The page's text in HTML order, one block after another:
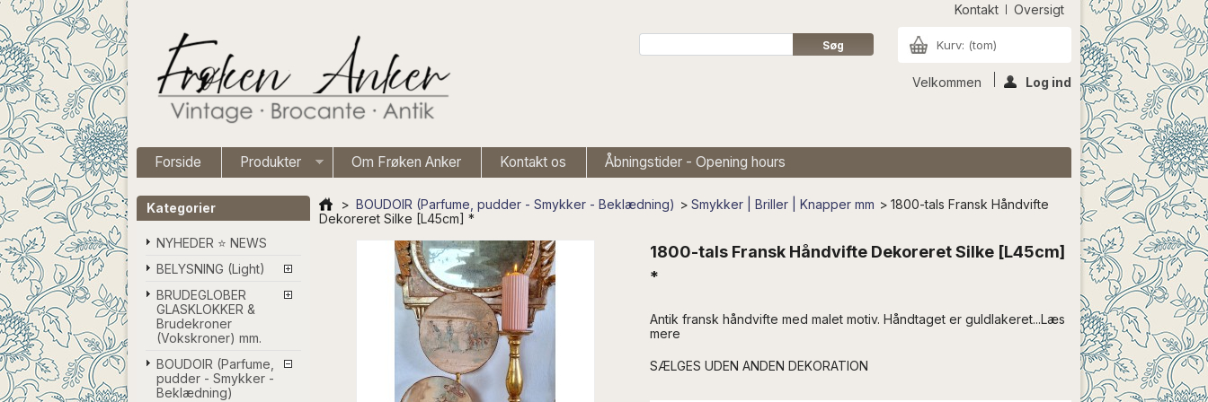
Kontakt Oversigt
Kurv: (tom)
Velkommen Log ind
Forside Produkter Om Frøken Anker Kontakt os Åbningstider - Opening hours
Kategorier
NYHEDER ⭐ NEWS
BELYSNING (Light)
BRUDEGLOBER
GLASKLOKKER &
Brudekroner
(Vokskroner) mm.
BOUDOIR (Parfume,
pudder - Smykker -
Beklædning)
> BOUDOIR (Parfume, pudder - Smykker - Beklædning) > Smykker | Briller | Knapper mm > 1800-tals Fransk Håndvifte
Dekoreret Silke [L45cm] *
1800-tals Fransk Håndvifte Dekoreret Silke [L45cm]
*
Antik fransk håndvifte med malet motiv. Håndtaget er guldlakeret...Læs
mere
SÆLGES UDEN ANDEN DEKORATION